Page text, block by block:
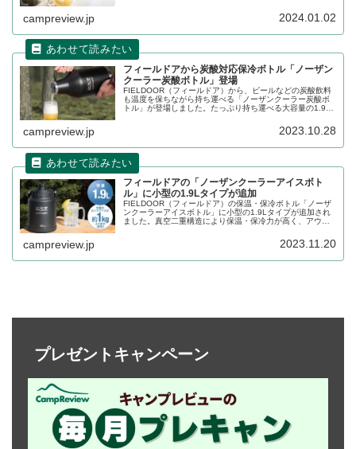
campreview.jp 2024.01.02
フィールドアから炭酸対応保冷ボトル「ノーザン
クーラー炭酸ボトル」登場
FIELDOOR（フィールドア）から、ビールなどの炭酸飲料
も温度を保ちながら持ち運べる「ノーザンクーラー炭酸ボ
トル」が登場しました。たっぷり持ち運べる大容量の1.9L
冷や保温が可能です。詳細をレビューします。
campreview.jp 2023.10.28
フィールドアの「ノーザンクーラーアイスボト
ル」に小型の1.9Lタイプが追加
FIELDOOR（フィールドア）の保温・保冷ボトル「ノーザ
ンクーラーアイスボトル」に小型の1.9Lタイプが追加され
ました。真空二重構造により保温・保冷力が高く、アウト
campreview.jp 2023.11.20
プレゼントキャンペーン